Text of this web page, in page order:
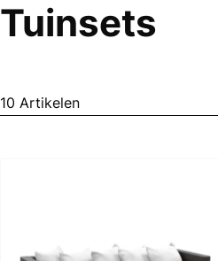
Tuinsets
10 Artikelen